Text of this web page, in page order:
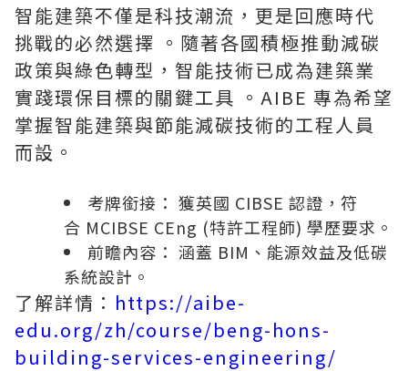
智能建築不僅是科技潮流，更是回應時代
挑戰的必然選擇 。隨著各國積極推動減碳
政策與綠色轉型，智能技術已成為建築業
實踐環保目標的關鍵工具 。AIBE 專為希望
掌握智能建築與節能減碳技術的工程人員
而設。
考牌銜接： 獲英國 CIBSE 認證，符
合 MCIBSE CEng (特許工程師) 學歷要求。
前瞻內容： 涵蓋 BIM、能源效益及低碳
系統設計。
了解詳情： https://aibe-
edu.org/zh/course/beng-hons-
building-services-engineering/